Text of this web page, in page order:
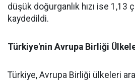
düşük doğurganlık hızı ise 1,13
kaydedildi.
Türkiye'nin Avrupa Birliği
Türkiye, Avrupa Birliği ülkeleri